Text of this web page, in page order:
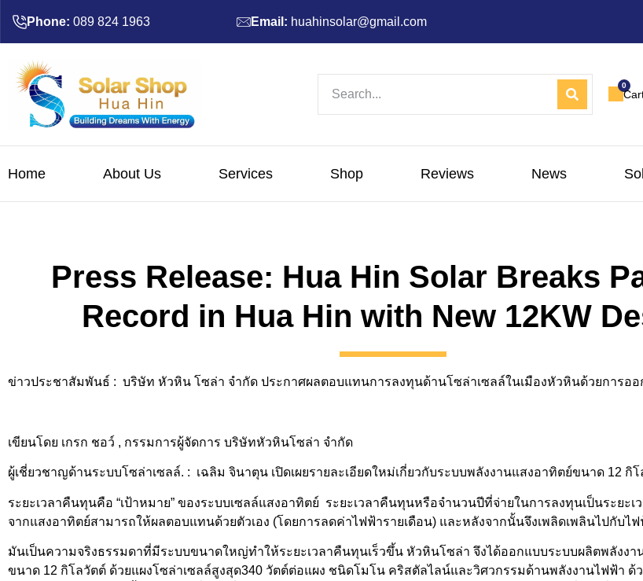
Phone: 089 824 1963 Email: huahinsolar@gmail.com
0
Home About Us Services Shop Reviews News
Press Release: Hua Hin Solar Breaks
Record in Hua Hin with New 12KW
ข่าวประชาสัมพันธ์ : บริษัท หัวหิน โซล่า จำกัด ประกาศผลตอบแทนการลงทุนด้านโซล่าเซลล์ในเมืองหัวหินด้วยการอ
เขียนโดย เกรก ชอว์ , กรรมการผู้จัดการ บริษัทหัวหินโซล่า จำกัด
ผู้เชี่ยวชาญด้านระบบโซล่าเซลล์. : เฉลิม จินาตุน เปิดเผยรายละเอียดใหม่เกี่ยวกับระบบพลังงานแสงอาทิตย์ขนาด 12 กิโ
ระยะเวลาคืนทุนคือ “เป้าหมาย” ของระบบเซลล์แสงอาทิตย์ ระยะเวลาคืนทุนหรือจำนวนปีที่จ่ายในการลงทุนเป็นระยะเ
จากแสงอาทิตย์สามารถให้ผลตอบแทนด้วยตัวเอง (โดยการลดค่าไฟฟ้ารายเดือน) และหลังจากนั้นจึงเพลิดเพลินไปกับไฟ
มันเป็นความจริงธรรมดาที่มีระบบขนาดใหญ่ทำให้ระยะเวลาคืนทุนเร็วขึ้น หัวหินโซล่า จึงได้ออกแบบระบบผลิตพลังงา
ขนาด 12 กิโลวัตต์ ด้วยแผงโซล่าเซลล์สูงสุด340 วัตต์ต่อแผง ชนิดโมโน คริสตัลไลน์และวิศวกรรมด้านพลังงานไฟฟ้า ด้